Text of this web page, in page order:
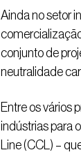
Ainda no setor
conjunto de
neutralidade
Entre os vários
indústrias para
Line (CCL) –